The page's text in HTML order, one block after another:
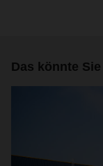
Das könnte